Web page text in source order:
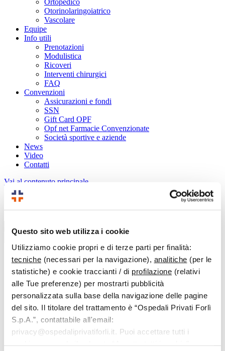
Questo sito web utilizza i cookie
Utilizziamo cookie propri e di terze parti per finalità:
tecniche (necessari per la navigazione), analitiche (per le
statistiche) e cookie traccianti / di profilazione (relativi
alle Tue preferenze) per mostrarti pubblicità
personalizzata sulla base della navigazione delle pagine
del sito. Il titolare del trattamento è “Ospedali Privati Forlì
S.p.A.”, contattabile all'email:
privacy@ospedaliprivatiforli.it. Puoi accettare tutti i
Ortopedico
Otorinolaringoiatrico
Vascolare
Equipe
Info utili
Prenotazioni
Modulistica
Ricoveri
Interventi chirurgici
FAQ
Convenzioni
Assicurazioni e fondi
SSN
Gift Card OPF
Opf net Farmacie Convenzionate
Società sportive e aziende
News
Video
Contatti
Vai al contenuto principale
Cerca
< Tutti gli argomenti
FAQ
Accesso alla struttura e servizi
Quali sono gli orari di apertura della cassa interna alle
strutture?
Quali sono gli orari di apertura della